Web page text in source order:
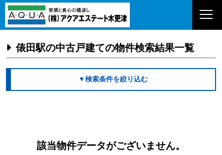
俵田駅の中古戸建ての物件検索結果一覧
▼検索条件を絞り込む
該当物件データがございません。